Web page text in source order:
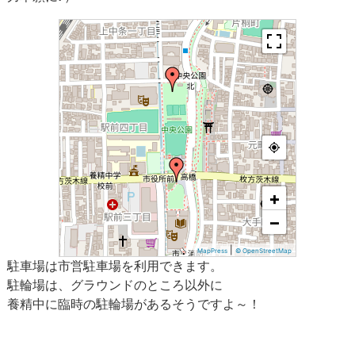
+
−
MapPress| © OpenStreetMap
駐車場は市営駐車場を利用できます。
駐輪場は、グラウンドのところ以外に
養精中に臨時の駐輪場があるそうですよ～！